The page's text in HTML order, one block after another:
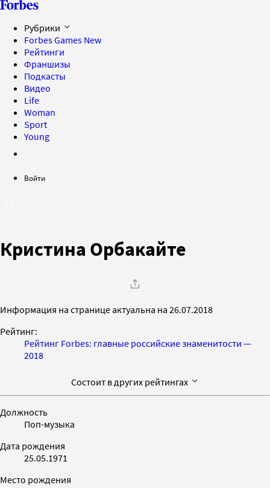
Рубрики
Forbes Games New
Рейтинги
Франшизы
Подкасты
Видео
Life
Woman
Sport
Young
Войти
Кристина Орбакайте
Информация на странице актуальна на 26.07.2018
Рейтинг:
Рейтинг Forbes: главные российские знаменитости —
2018
Состоит в других рейтингах
Должность
Поп-музыка
Дата рождения
25.05.1971
Место рождения